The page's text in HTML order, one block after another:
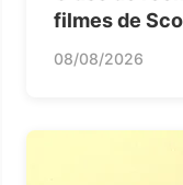
filmes de
08/08/2026